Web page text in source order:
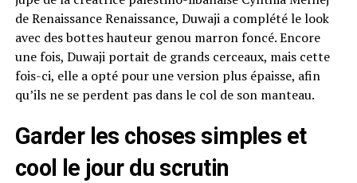
de Renaissance Renaissance, Duwaji a complété le look
avec des bottes hauteur genou marron foncé. Encore
une fois, Duwaji portait de grands cerceaux, mais cette
fois-ci, elle a opté pour une version plus épaisse, afin
qu’ils ne se perdent pas dans le col de son manteau.
Garder les choses simples et
cool le jour du scrutin